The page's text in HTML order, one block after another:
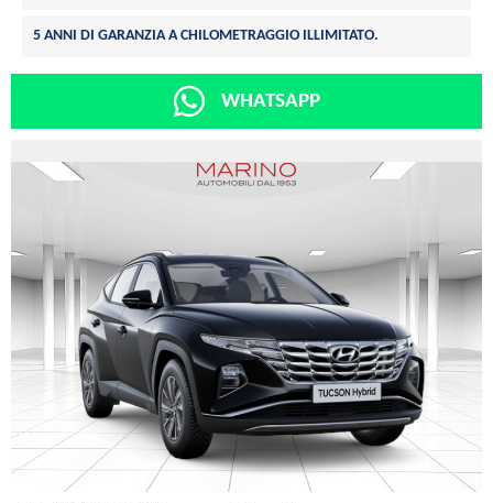
5 ANNI DI GARANZIA A CHILOMETRAGGIO ILLIMITATO.
WHATSAPP